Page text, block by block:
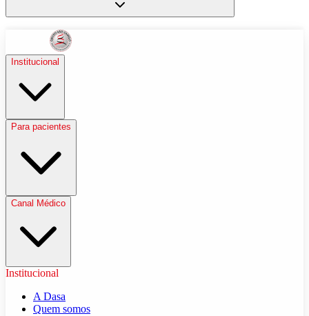
Institucional
Para pacientes
Canal Médico
Institucional
A Dasa
Quem somos